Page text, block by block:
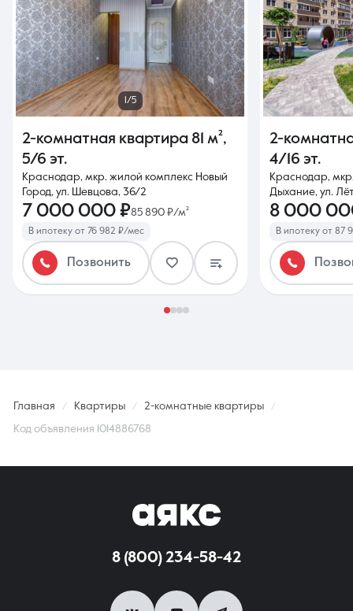
1/5
2-комнатная квартира 81 м²,
5/6 эт.
Краснодар, мкр. жилой комплекс Новый
Город, ул. Шевцова, 36/2
7 000 000 ₽85 890 ₽/м²
В ипотеку от 76 982 ₽/мес
Позвонить
2-
4/16 эт.
Краснодар,
Дыхание, ул.
8 000
В ипотеку от 87
Главная Квартиры 2-комнатные квартиры
Код объявления 1014886768
8 (800) 234-58-42